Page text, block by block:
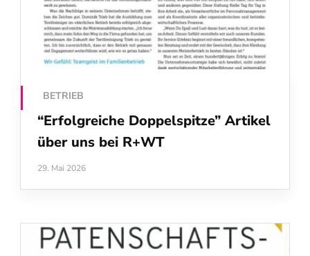
BETRIEB
“Erfolgreiche Doppelspitze” Artikel
über uns bei R+WT
29. Mai 2026